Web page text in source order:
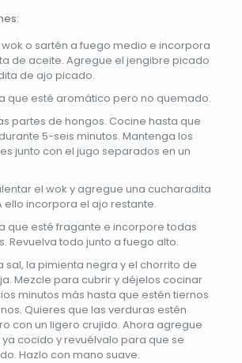
wok o sartén a fuego medio e incorpora
de aceite. Agregue el jengibre picado
de ajo picado.
que esté aromático pero no quemado.
partes de hongos. Cocine hasta que
5-seis minutos. Mantenga los
junto con el jugo separados en un
el wok y agregue una cucharadita
ello incorpora el ajo restante.
que esté fragante e incorpore todas
Revuelva todo junto a fuego alto.
sal, la pimienta negra y el chorrito de
Mezcle para cubrir y déjelos cocinar
minutos más hasta que estén tiernos
Quieres que las verduras estén
con un ligero crujido. Ahora agregue
cocido y revuélvalo para que se
Hazlo con mano suave.